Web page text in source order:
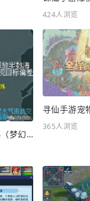
424人浏览
梦幻诛仙手游宠物攻略（梦幻诛仙手游宠物攻略最新）
365人浏览